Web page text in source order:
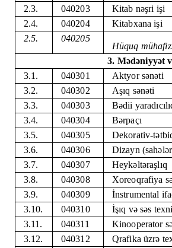
2.3.
040203
Kitab nəşri işi
2.4.
040204
Kitabxana işi
2.5.
040205
Hüquq
3. Mədəniyyət
3.1.
040301
Aktyor sənəti
3.2.
040302
Aşıq sənəti
3.3.
040303
Bədii
3.4.
040304
Bərpaçı
3.5.
040305
Dekorativ-
3.6.
040306
Dizayn
3.7.
040307
Heykəltəraşlıq
3.8.
040308
Xoreoqrafiya
3.9.
040309
İnstrumental
3.10.
040310
İşıq və səs
3.11.
040311
Kinooperator
3.12.
040312
Qrafika üzrə